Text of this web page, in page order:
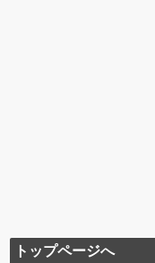
トップページへ